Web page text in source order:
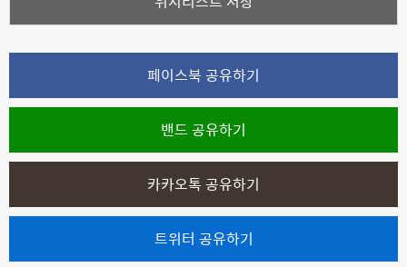
페이스북 공유하기
밴드 공유하기
카카오톡 공유하기
트위터 공유하기